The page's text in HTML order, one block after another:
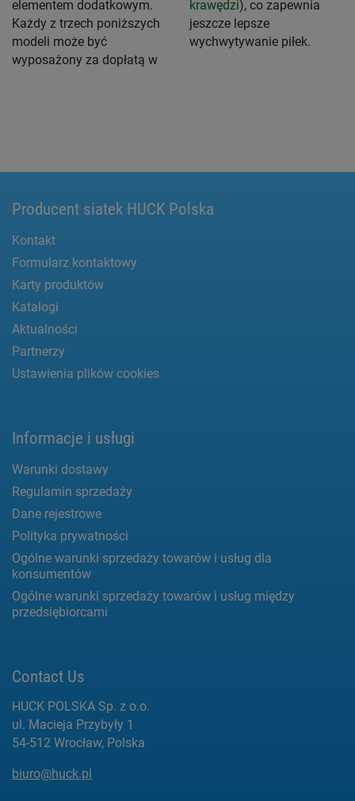
elementem dodatkowym.
Każdy z trzech poniższych
modeli może być
wyposażony za dopłatą w
krawędzi), co zapewnia
jeszcze lepsze
wychwytywanie piłek.
Producent siatek HUCK Polska
Kontakt
Formularz kontaktowy
Karty produktów
Katalogi
Aktualności
Partnerzy
Ustawienia plików cookies
Informacje i usługi
Warunki dostawy
Regulamin sprzedaży
Dane rejestrowe
Polityka prywatności
Ogólne warunki sprzedaży towarów i usług dla
konsumentów
Ogólne warunki sprzedaży towarów i usług między
przedsiębiorcami
Contact Us
HUCK POLSKA Sp. z o.o.
ul. Macieja Przybyły 1
54-512 Wrocław, Polska
biuro@huck.pl